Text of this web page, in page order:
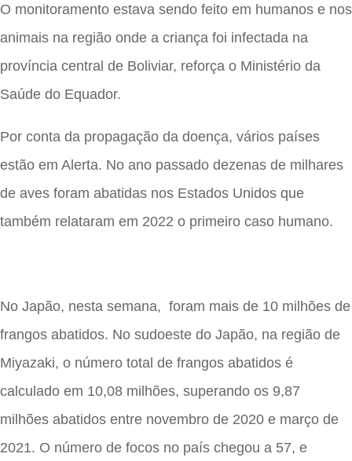
O monitoramento estava sendo feito em humanos e nos
animais na região onde a criança foi infectada na
província central de Boliviar, reforça o Ministério da
Saúde do Equador.
Por conta da propagação da doença, vários países
estão em Alerta. No ano passado dezenas de milhares
de aves foram abatidas nos Estados Unidos que
também relataram em 2022 o primeiro caso humano.
No Japão, nesta semana, foram mais de 10 milhões de
frangos abatidos. No sudoeste do Japão, na região de
Miyazaki, o número total de frangos abatidos é
calculado em 10,08 milhões, superando os 9,87
milhões abatidos entre novembro de 2020 e março de
2021. O número de focos no país chegou a 57, e